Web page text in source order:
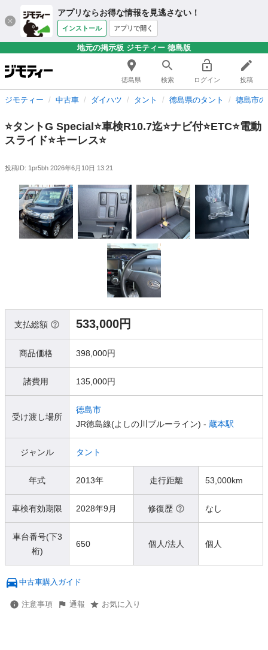
アプリならお得な情報を見逃さない！
インストール アプリで開く
地元の掲示板 ジモティー 徳島版
徳島県 検索 ログイン 投稿
ジモティー 中古車 ダイハツ タント 徳島県のタント 徳島市
⭐️タントG Special⭐️車検R10.7迄⭐️ナビ付⭐️ETC⭐️電動
スライド⭐️キーレス⭐️
投稿ID: 1pr5bh 2026年6月10日 13:21
支払総額 533,000円
商品価格 398,000円
諸費用 135,000円
受け渡し場所
徳島市
JR徳島線(よしの川ブルーライン) - 蔵本駅
ジャンル タント
年式 2013年 走行距離 53,000km
車検有効期限 2028年9月 修復歴 なし
車台番号(下3
桁)
650 個人/法人 個人
中古車購入ガイド
注意事項 通報 お気に入り